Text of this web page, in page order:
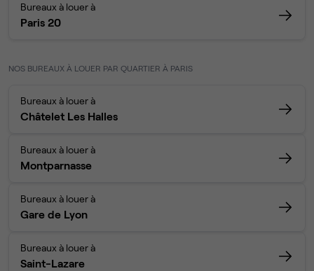
Bureaux à louer à
Paris 20
NOS BUREAUX À LOUER PAR QUARTIER À PARIS
Bureaux à louer à
Châtelet Les Halles
Bureaux à louer à
Montparnasse
Bureaux à louer à
Gare de Lyon
Bureaux à louer à
Saint-Lazare